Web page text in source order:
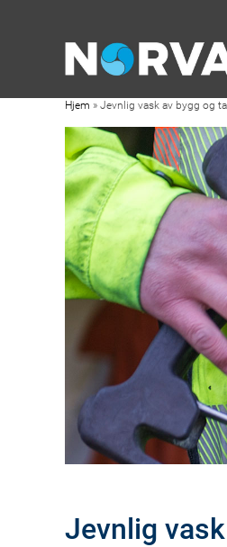
Hjem » Jevnlig vask av bygg og
Jevnlig